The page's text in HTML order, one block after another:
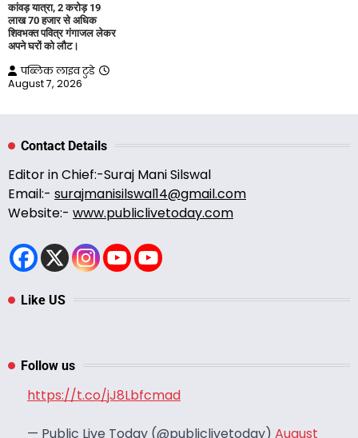
कांवड़ यात्रा, 2 करोड़ 19
लाख 70 हजार से अधिक
शिवभक्त पवित्र गंगाजल लेकर
अपने घरों को लौट।
पब्लिक लाइव टुडे
August 7, 2026
Contact Details
Editor in Chief:-Suraj Mani Silswal
Email:- surajmanisilswal14@gmail.com
Website:- www.publiclivetoday.com
Like US
Follow us
https://t.co/jJ8Lbfcmad
— Public Live Today (@publiclivetoday) August